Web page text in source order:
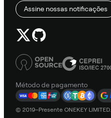
Assine nossas notificações
Método de pagamento
© 2019–Presente ONEKEY